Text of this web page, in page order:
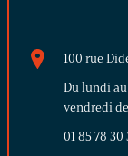
100 rue
Du lundi au
vendredi de
01 85 78 30